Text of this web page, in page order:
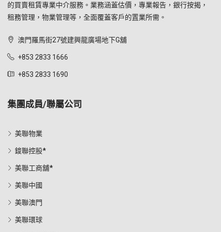
的買賣租賃專業中介服務。業務涵蓋估價，專業報告，銀行按揭，
租務管理，物業管理等，全面覆蓋客戶的置業所需。
澳門羅馬街27號建興龍廣場地下G舖
+853 2833 1666
+853 2833 1690
集團成員/聯屬公司
美聯物業
鋑聯控股*
美聯工商舖*
美聯中國
美聯澳門
美聯環球